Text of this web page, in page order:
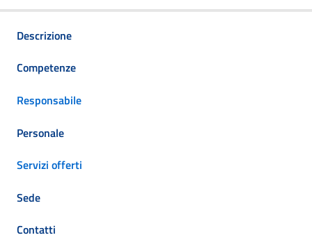
Descrizione
Competenze
Responsabile
Personale
Servizi offerti
Sede
Contatti